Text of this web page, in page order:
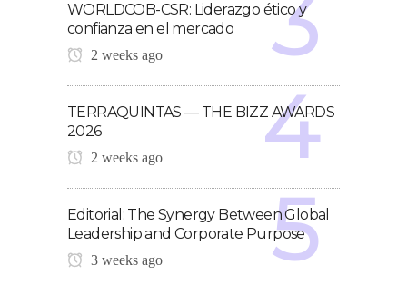
WORLDCOB-CSR: Liderazgo ético y
confianza en el mercado
2 weeks ago
TERRAQUINTAS — THE BIZZ AWARDS
2026
2 weeks ago
Editorial: The Synergy Between Global
Leadership and Corporate Purpose
3 weeks ago